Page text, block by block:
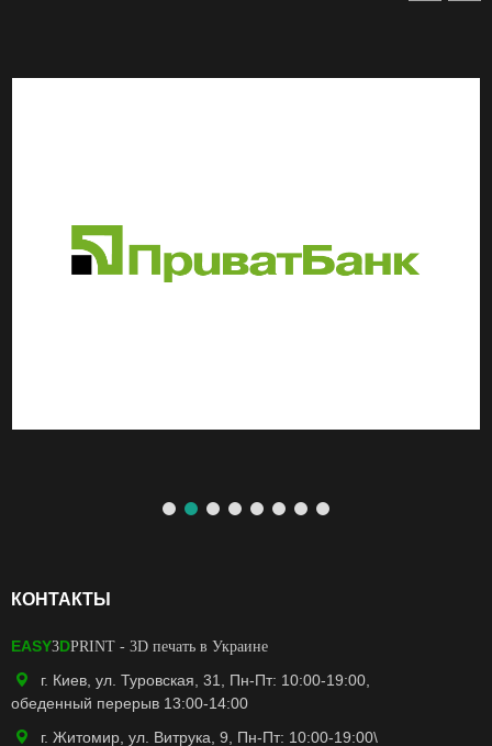
КОНТАКТЫ
EASY3DPRINT - 3D печать в Украине
г. Киев, ул. Туровская, 31, Пн-Пт: 10:00-19:00,
обеденный перерыв 13:00-14:00
г. Житомир, ул. Витрука, 9, Пн-Пт: 10:00-19:00\